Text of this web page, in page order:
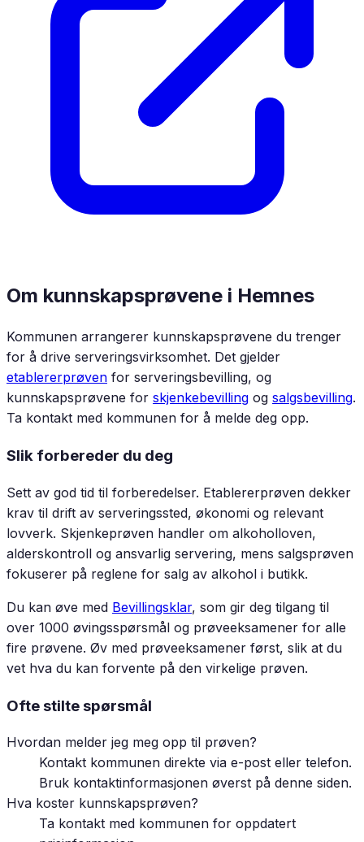
Om kunnskapsprøvene i Hemnes
Kommunen arrangerer kunnskapsprøvene du trenger
for å drive serveringsvirksomhet. Det gjelder
etablererprøven for serveringsbevilling, og
kunnskapsprøvene for skjenkebevilling og salgsbevilling.
Ta kontakt med kommunen for å melde deg opp.
Slik forbereder du deg
Sett av god tid til forberedelser. Etablererprøven dekker
krav til drift av serveringssted, økonomi og relevant
lovverk. Skjenkeprøven handler om alkoholloven,
alderskontroll og ansvarlig servering, mens salgsprøven
fokuserer på reglene for salg av alkohol i butikk.
Du kan øve med Bevillingsklar, som gir deg tilgang til
over 1000 øvingsspørsmål og prøveeksamener for alle
fire prøvene. Øv med prøveeksamener først, slik at du
vet hva du kan forvente på den virkelige prøven.
Ofte stilte spørsmål
Hvordan melder jeg meg opp til prøven?
Kontakt kommunen direkte via e-post eller telefon.
Bruk kontaktinformasjonen øverst på denne siden.
Hva koster kunnskapsprøven?
Ta kontakt med kommunen for oppdatert